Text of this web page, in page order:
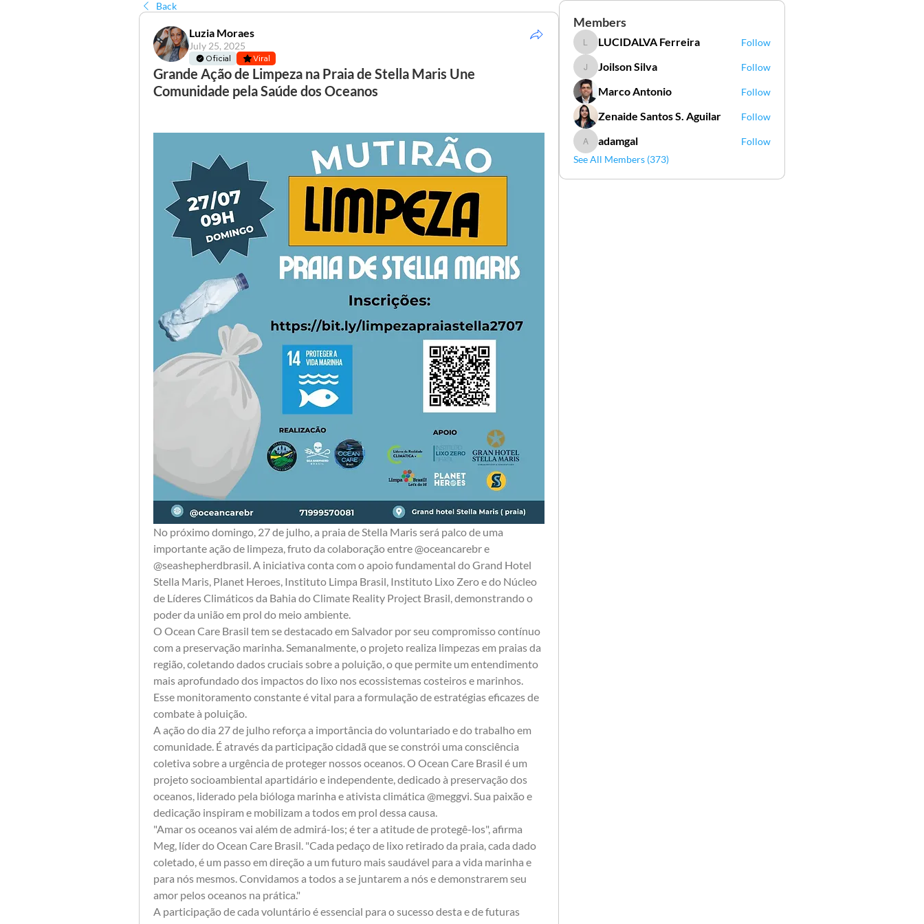
Back
Luzia Moraes
July 25, 2025
Oficial Viral
Grande Ação de Limpeza na Praia de Stella Maris Une
Comunidade pela Saúde dos Oceanos
No próximo domingo, 27 de julho, a praia de Stella Maris será palco de uma
importante ação de limpeza, fruto da colaboração entre @oceancarebr e
@seashepherdbrasil. A iniciativa conta com o apoio fundamental do Grand Hotel
Stella Maris, Planet Heroes, Instituto Limpa Brasil, Instituto Lixo Zero e do Núcleo
de Líderes Climáticos da Bahia do Climate Reality Project Brasil, demonstrando o
poder da união em prol do meio ambiente.
O Ocean Care Brasil tem se destacado em Salvador por seu compromisso contínuo
com a preservação marinha. Semanalmente, o projeto realiza limpezas em praias da
região, coletando dados cruciais sobre a poluição, o que permite um entendimento
mais aprofundado dos impactos do lixo nos ecossistemas costeiros e marinhos.
Esse monitoramento constante é vital para a formulação de estratégias eficazes de
combate à poluição.
A ação do dia 27 de julho reforça a importância do voluntariado e do trabalho em
comunidade. É através da participação cidadã que se constrói uma consciência
coletiva sobre a urgência de proteger nossos oceanos. O Ocean Care Brasil é um
projeto socioambiental apartidário e independente, dedicado à preservação dos
oceanos, liderado pela bióloga marinha e ativista climática @meggvi. Sua paixão e
dedicação inspiram e mobilizam a todos em prol dessa causa.
"Amar os oceanos vai além de admirá-los; é ter a atitude de protegê-los", afirma
Meg, líder do Ocean Care Brasil. "Cada pedaço de lixo retirado da praia, cada dado
coletado, é um passo em direção a um futuro mais saudável para a vida marinha e
para nós mesmos. Convidamos a todos a se juntarem a nós e demonstrarem seu
amor pelos oceanos na prática."
A participação de cada voluntário é essencial para o sucesso desta e de futuras
Members
LUCIDALVA Ferreira
LUCIDALVA Ferreira Follow
Joilson Silva
Joilson Silva Follow
Marco Antonio Follow
Zenaide Santos S. Aguilar Follow
adamgal
adamgal
Follow
See All Members (373)